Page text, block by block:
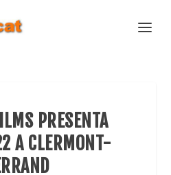
PRESENTA
A CLERMONT-